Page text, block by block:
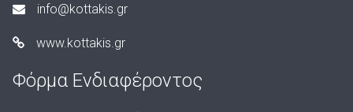
info@kottakis.gr
www.kottakis.gr
Φόρμα Ενδιαφέροντος